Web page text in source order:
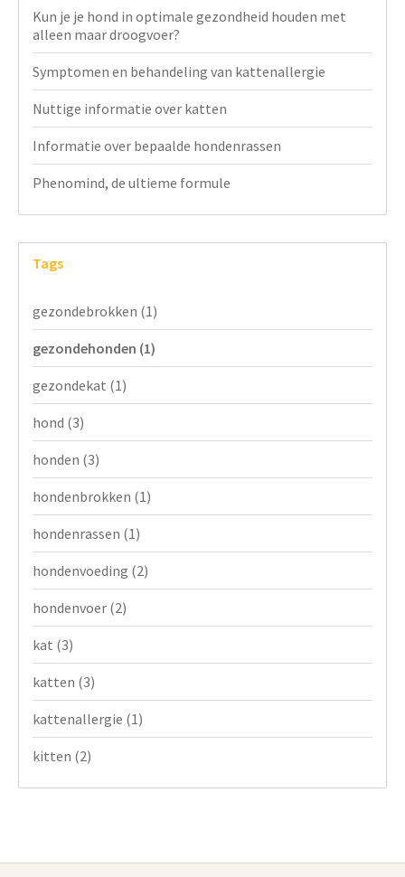
Kun je je hond in optimale gezondheid houden met
alleen maar droogvoer?
Symptomen en behandeling van kattenallergie
Nuttige informatie over katten
Informatie over bepaalde hondenrassen
Phenomind, de ultieme formule
Tags
gezondebrokken (1)
gezondehonden (1)
gezondekat (1)
hond (3)
honden (3)
hondenbrokken (1)
hondenrassen (1)
hondenvoeding (2)
hondenvoer (2)
kat (3)
katten (3)
kattenallergie (1)
kitten (2)